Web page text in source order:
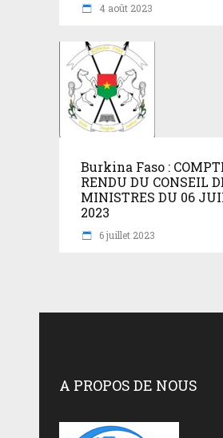
4 août 2023
Burkina Faso :
RENDU DU CONSEIL
MINISTRES DU 06
2023
6 juillet 2023
A PROPOS DE NOUS